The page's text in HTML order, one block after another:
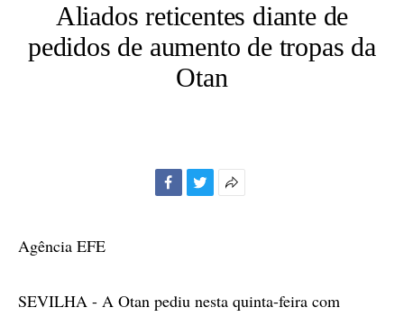
Aliados reticentes diante de
pedidos de aumento de tropas da
Otan
Agência EFE
SEVILHA - A Otan pediu nesta quinta-feira com